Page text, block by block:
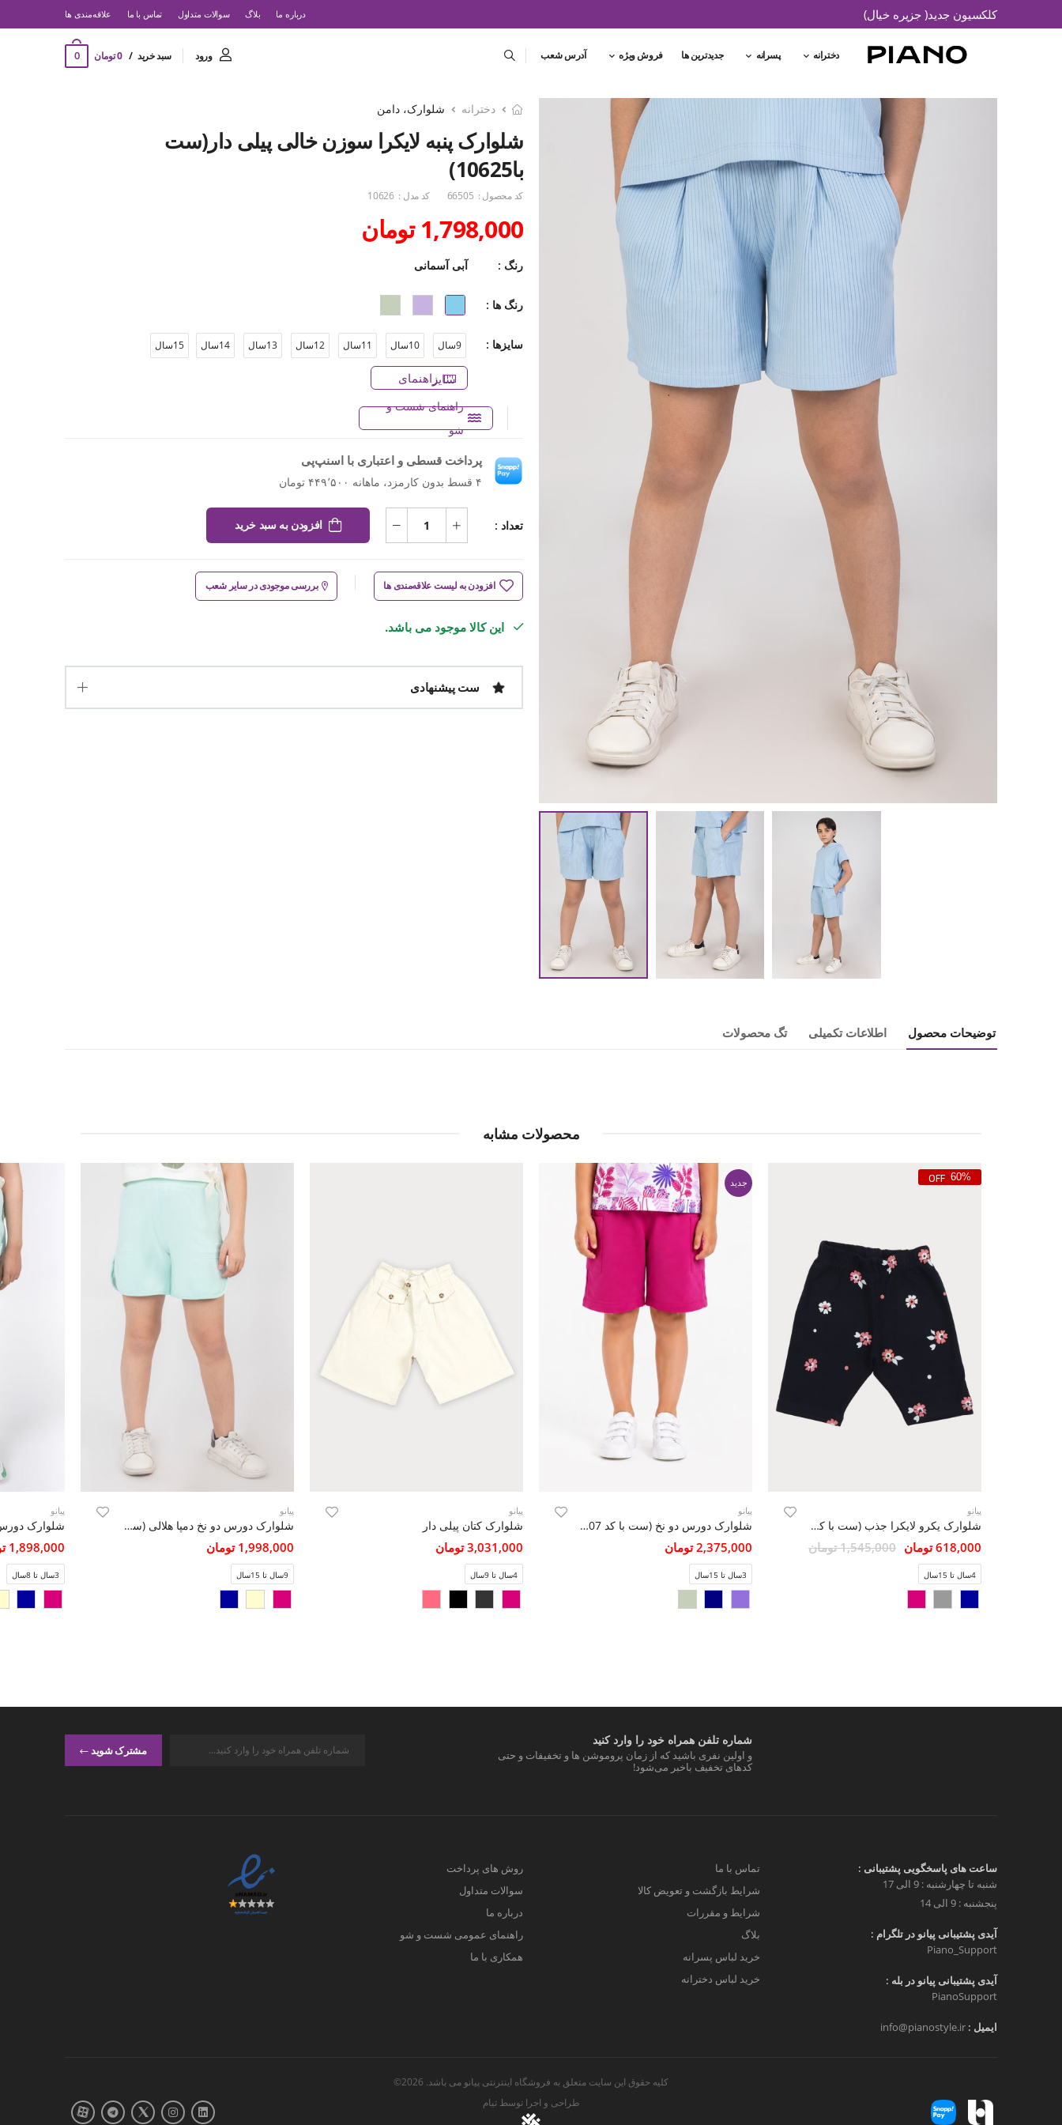
کلکسیون جدید( جزیره خیال) درباره ما بلاگ سوالات متداول تماس با ما ‌علاقه‌مندی ها
دخترانه پسرانه جدیدترین ها فروش ویژه آدرس شعب ورود سبد خرید 0 تومان 0
دخترانه شلوارک، دامن
شلوارک پنبه لایکرا سوزن خالی پیلی دار(ست
با10625)
کد محصول : 66505 کد مدل : 10626
1,798,000 تومان
رنگ : آبی آسمانی
رنگ ها :
سایزها : 9سال 10سال 11سال 12سال 13سال 14سال 15سال
راهنمای سایز
راهنمای شست و
شو
پرداخت قسطی و اعتباری با اسنپ‌پی
۴ قسط بدون کارمزد، ماهانه ۴۴۹٬۵۰۰ تومان
تعداد : افزودن به سبد خرید
افزودن به لیست علاقه‌مندی ها بررسی موجودی در سایر شعب
این کالا موجود می باشد.
ست پیشنهادی
توضیحات محصول اطلاعات تکمیلی تگ محصولات
محصولات مشابه
60%
پیانو
شلوارک یکرو لایکرا جذب (ست با کد 10107)
618,000 تومان 1,545,000 تومان
4سال تا 15سال
جدید
پیانو
شلوارک دورس دو نخ (ست با کد 10807)
2,375,000 تومان
3سال تا 15سال
پیانو
شلوارک کتان پیلی دار
3,031,000 تومان
4سال تا 9سال
پیانو
شلوارک دورس دو نخ دمپا هلالی (ست با کد 10615)
1,998,000 تومان
9سال تا 15سال
پیانو
1,898,000 تومان
3سال تا 8سال
شماره تلفن همراه خود را وارد کنید
و اولین نفری باشید که از زمان پروموشن ها و تخفیفات و حتی
کدهای تخفیف باخبر می‌شود!
مشترک شوید
ساعت های پاسخگویی پشتیبانی :
شنبه تا چهارشنبه : 9 الی 17
پنجشنبه : 9 الی 14
آیدی پشتیبانی پیانو در تلگرام :
Piano_Support
آیدی پشتیبانی پیانو در بله :
PianoSupport
ایمیل : info@pianostyle.ir
تماس با ما
شرایط بازگشت و تعویض کالا
شرایط و مقررات
بلاگ
خرید لباس پسرانه
خرید لباس دخترانه
روش های پرداخت
سوالات متداول
درباره ما
راهنمای عمومی شست و شو
همکاری با ما
کلیه حقوق این سایت متعلق به فروشگاه اینترنتی پیانو می باشد. 2026©
طراحی و اجرا توسطتیام